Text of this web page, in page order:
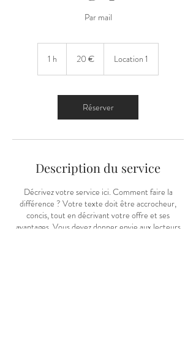
Par mail
1 h 20 € Location 1
Réserver
Description du service
Décrivez votre service ici. Comment faire la
différence ? Votre texte doit être accrocheur,
concis, tout en décrivant votre offre et ses
avantages. Vous devez donner envie aux lecteurs